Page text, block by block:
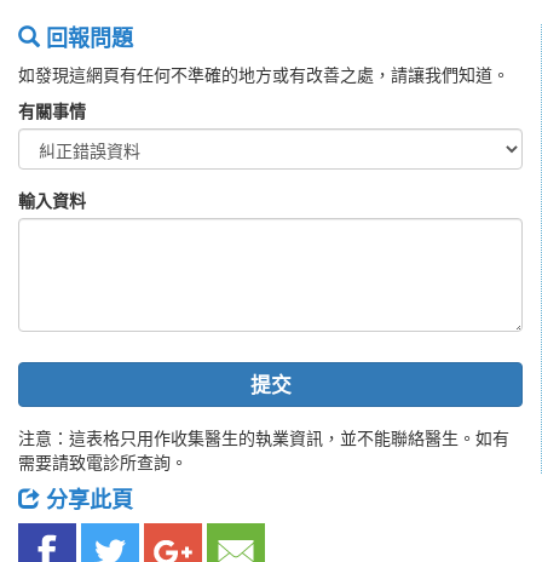
回報問題
如發現這網頁有任何不準確的地方或有改善之處，請讓我們知道。
有關事情
輸入資料
提交
注意：這表格只用作收集醫生的執業資訊，並不能聯絡醫生。如有
需要請致電診所查詢。
分享此頁